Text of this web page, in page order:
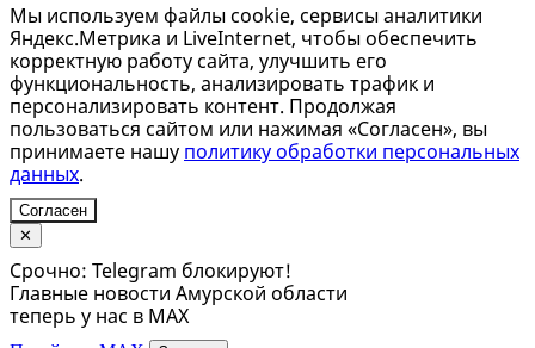
Мы используем файлы cookie, сервисы аналитики
Яндекс.Метрика и LiveInternet, чтобы обеспечить
корректную работу сайта, улучшить его
функциональность, анализировать трафик и
персонализировать контент. Продолжая
пользоваться сайтом или нажимая «Согласен», вы
принимаете нашу политику обработки персональных
данных.
Согласен
✕
Срочно: Telegram блокируют!
Главные новости Амурской области
теперь у нас в MAX